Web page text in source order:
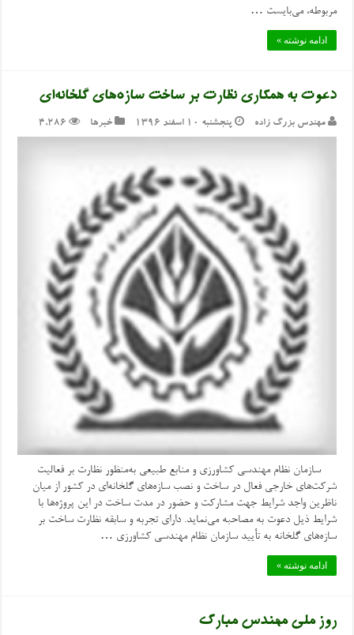
مربوطه، می‌بایست …
ادامه نوشته »
دعوت به همکاری نظارت بر ساخت سازه‌های گلخانه‌ای
مهندس بزرگ زاده پنجشنبه ۱۰ اسفند ۱۳۹۶ خبرها 4,286
سازمان نظام مهندسی کشاورزی و منابع طبیعی به‌منظور نظارت بر فعالیت
شرکت‌های خارجی فعال در ساخت و نصب سازه‌های گلخانه‌ای در کشور از میان
ناظرین واجد شرایط جهت مشارکت و حضور در مدت ساخت در این پروژه‌ها با
شرایط ذیل دعوت به مصاحبه می‌نماید. دارای تجربه و سابقه نظارت ساخت بر
سازه‌های گلخانه به تأیید سازمان نظام مهندسی کشاورزی …
ادامه نوشته »
روز ملی مهندس مبارک